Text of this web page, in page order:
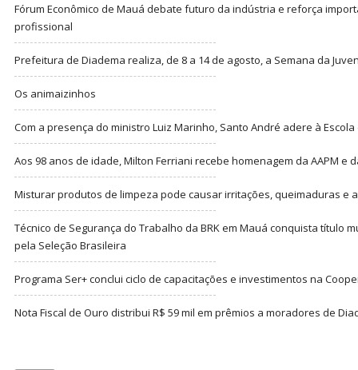
Fórum Econômico de Mauá debate futuro da indústria e reforça
profissional
Prefeitura de Diadema realiza, de 8 a 14 de agosto, a Semana da
Os animaizinhos
Com a presença do ministro Luiz Marinho, Santo André adere à
Aos 98 anos de idade, Milton Ferriani recebe homenagem da AAPM e
Misturar produtos de limpeza pode causar irritações, queimaduras e
Técnico de Segurança do Trabalho da BRK em Mauá conquista título
pela Seleção Brasileira
Programa Ser+ conclui ciclo de capacitações e investimentos na
Nota Fiscal de Ouro distribui R$ 59 mil em prêmios a moradores de